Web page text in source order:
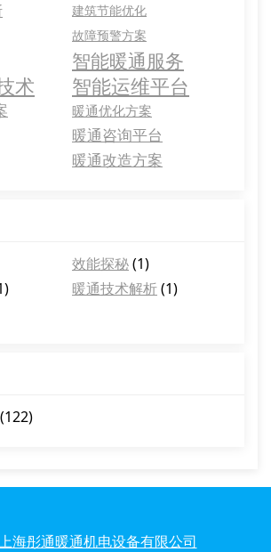
建筑节能优化
故障预警方案
智能暖通服务
术 智能运维平台
暖通优化方案
暖通咨询平台
暖通改造方案
效能探秘(1)
暖通技术解析(1)
(122)
海彤通暖通机电设备有限公司